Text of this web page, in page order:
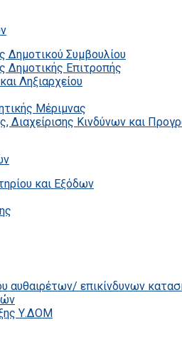
Δημοτικού Συμβουλίου
Δημοτικής Επιτροπής
Ληξιαρχείου
Μέριμνας
Διαχείρισης Κινδύνων και
και Εξόδων
αυθαιρέτων/ επικίνδυνων
Υ.ΔΟΜ